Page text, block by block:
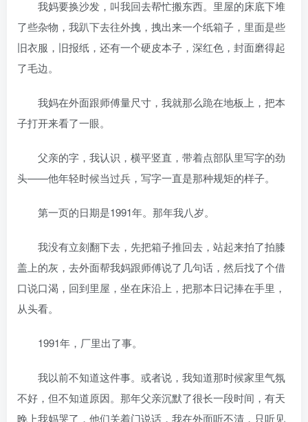
我妈要换沙发，叫我回去帮忙搬东西。里屋的床底下堆
了些杂物，我趴下去往外拽，拽出来一个纸箱子，里面是些
旧衣服，旧报纸，还有一个硬皮本子，深红色，封面磨得起
了毛边。
我妈在外面跟师傅量尺寸，我就那么跪在地板上，把本
子打开来看了一眼。
父亲的字，我认识，横平竖直，带着点部队里写字的劲
头——他年轻时候当过兵，写字一直是那种规矩的样子。
第一页的日期是1991年。那年我八岁。
我没有立刻翻下去，先把箱子推回去，站起来拍了拍膝
盖上的灰，去外面帮我妈跟师傅说了几句话，然后找了个借
口说口渴，回到里屋，坐在床沿上，把那本日记捧在手里，
从头看。
1991年，厂里出了事。
我以前不知道这件事。或者说，我知道那时候家里气氛
不好，但不知道原因。那年父亲沉默了很长一段时间，有天
晚上我妈哭了，他们关着门说话，我在外面听不清，只听见